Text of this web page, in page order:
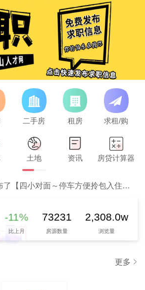
二手房 租房 求租/购
土地 资讯 房贷计算器
求租两室房子】的求租信息
西站店-21世纪通山店】强势入驻
【小陈】发布了【柏树下电梯～带做饭拎包入住】的租房信息
【林】发布了【求棋牌室转让，或者可办营业执照的二楼】的求租信息
-11%
0%
比上月
73231
房源数量
2,308.0w
浏览量
更多